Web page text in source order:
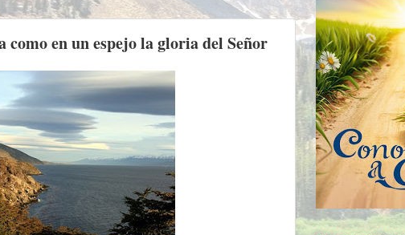
en un espejo la gloria del Señor